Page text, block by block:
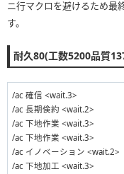
ニ行マクロを避けるため最
す。
耐久80(工数5200品質
/ac 確信 <wait.3>
/ac 長期倹約 <wait.2>
/ac 下地作業 <wait.3>
/ac 下地作業 <wait.3>
/ac イノベーション <wait.2>
/ac 下地加工 <wait.3>